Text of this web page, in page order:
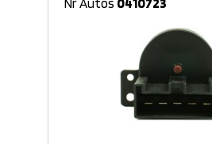
Nr Autos 0410723